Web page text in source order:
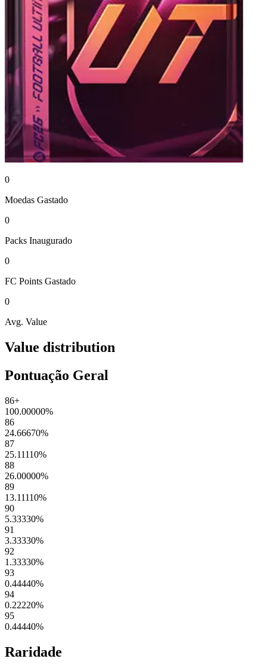
0
Moedas Gastado
0
Packs Inaugurado
0
FC Points Gastado
0
Avg. Value
Value distribution
Pontuação Geral
86+
100.00000%
86
24.66670%
87
25.11110%
88
26.00000%
89
13.11110%
90
5.33330%
91
3.33330%
92
1.33330%
93
0.44440%
94
0.22220%
95
0.44440%
Raridade